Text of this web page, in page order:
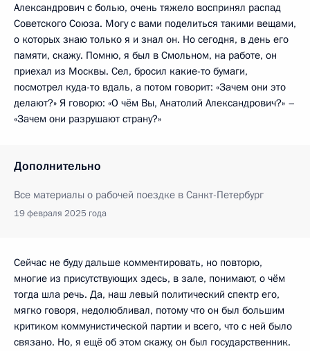
Александрович с болью, очень тяжело воспринял распад
Советского Союза. Могу с вами поделиться такими вещами,
о которых знаю только я и знал он. Но сегодня, в день его
памяти, скажу. Помню, я был в Смольном, на работе, он
приехал из Москвы. Сел, бросил какие-то бумаги,
посмотрел куда-то вдаль, а потом говорит: «Зачем они это
делают?» Я говорю: «О чём Вы, Анатолий Александрович?» –
«Зачем они разрушают страну?»
Дополнительно
Все материалы о рабочей поездке в Санкт-Петербург
19 февраля 2025 года
Сейчас не буду дальше комментировать, но повторю,
многие из присутствующих здесь, в зале, понимают, о чём
тогда шла речь. Да, наш левый политический спектр его,
мягко говоря, недолюбливал, потому что он был большим
критиком коммунистической партии и всего, что с ней было
связано. Но, я ещё об этом скажу, он был государственник.